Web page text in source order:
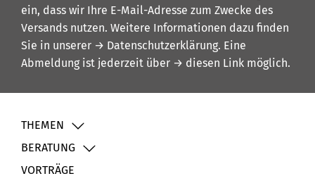
ein, dass wir Ihre E-Mail-Adresse zum Zwecke des
Versands nutzen. Weitere Informationen dazu finden
Sie in unserer → Datenschutzerklärung. Eine
Abmeldung ist jederzeit über → diesen Link möglich.
THEMEN
BERATUNG
VORTRÄGE